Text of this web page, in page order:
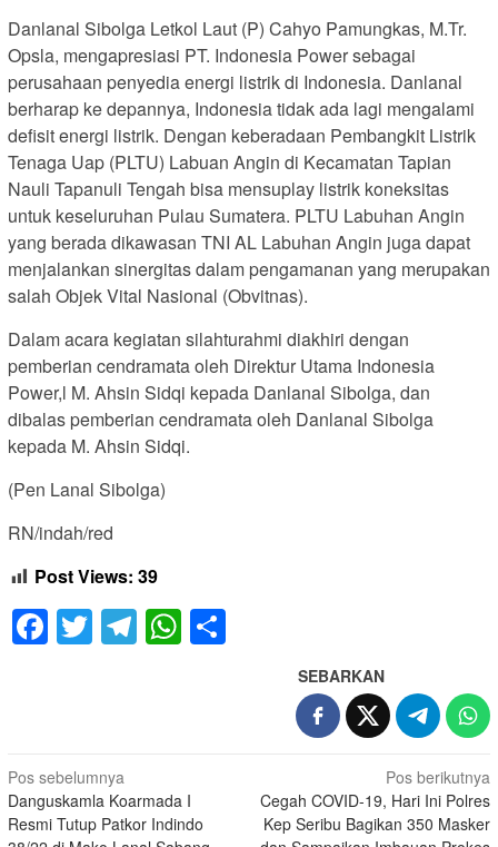
Danlanal Sibolga Letkol Laut (P) Cahyo Pamungkas, M.Tr.
Opsla, mengapresiasi PT. Indonesia Power sebagai
perusahaan penyedia energi listrik di Indonesia. Danlanal
berharap ke depannya, Indonesia tidak ada lagi mengalami
defisit energi listrik. Dengan keberadaan Pembangkit Listrik
Tenaga Uap (PLTU) Labuan Angin di Kecamatan Tapian
Nauli Tapanuli Tengah bisa mensuplay listrik koneksitas
untuk keseluruhan Pulau Sumatera. PLTU Labuhan Angin
yang berada dikawasan TNI AL Labuhan Angin juga dapat
menjalankan sinergitas dalam pengamanan yang merupakan
salah Objek Vital Nasional (Obvitnas).
Dalam acara kegiatan silahturahmi diakhiri dengan
pemberian cendramata oleh Direktur Utama Indonesia
Power,l M. Ahsin Sidqi kepada Danlanal Sibolga, dan
dibalas pemberian cendramata oleh Danlanal Sibolga
kepada M. Ahsin Sidqi.
(Pen Lanal Sibolga)
RN/indah/red
Post Views: 39
Facebook
TwitterTelegram
WhatsApp
SEBARKAN
Navigasi
pos
Pos sebelumnya
Danguskamla Koarmada I
Resmi Tutup Patkor Indindo
Pos berikutnya
Cegah COVID-19, Hari Ini Polres
Kep Seribu Bagikan 350 Masker